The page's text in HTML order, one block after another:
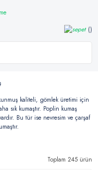
kaliteli, gömlek üretimi için
sık kumaştır. Poplin kumaş
Bu tür ise nevresim ve çarşaf
Toplam 245 ürün